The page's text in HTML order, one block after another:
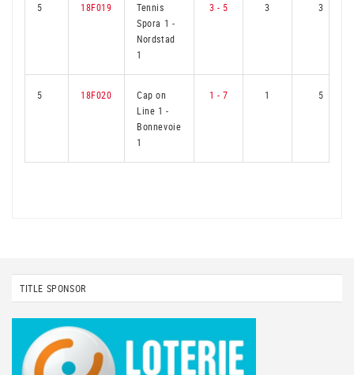
5 18F019
Tennis
Spora 1 -
Nordstad
1
3 - 5 3 3
5 18F020
Cap on
Line 1-
Bonnevoie
1
1 - 7 1 5
TITLE SPONSOR